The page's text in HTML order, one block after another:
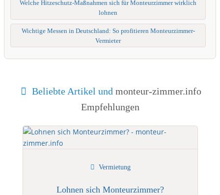
Beliebte Artikel undmonteur-zimmer.info
Empfehlungen
Lohnen sich Monteurzimmer?
Vermietung
Welche Hitzeschutz-Maßnahmen sich für Monteurzimmer wirklich
lohnen
Wichtige Messen in Deutschland: So profitieren Monteurzimmer-
Vermieter